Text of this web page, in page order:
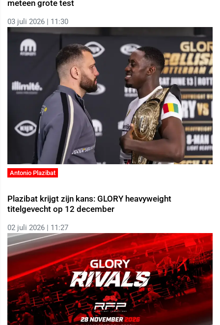
meteen grote test
03 juli 2026 | 11:30
Antonio Plazibat
Plazibat krijgt zijn kans: GLORY heavyweight
titelgevecht op 12 december
02 juli 2026 | 11:27